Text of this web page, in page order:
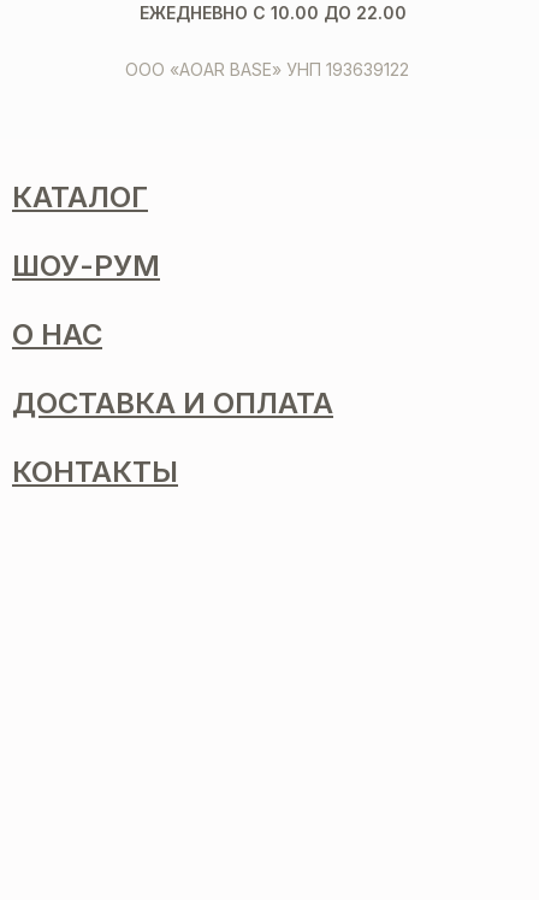
ООО «AOAR BASE» УНП 193639122
ЕЖЕДНЕВНО С 10.00 ДО 22.00
КАТАЛОГ
ШОУ-РУМ
О НАС
ДОСТАВКА И ОПЛАТА
КОНТАКТЫ